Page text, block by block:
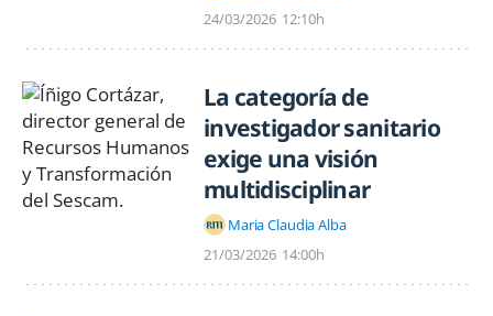
24/03/2026 12:10h
La categoría de
investigador sanitario
exige una visión
multidisciplinar
Maria Claudia Alba
21/03/2026 14:00h